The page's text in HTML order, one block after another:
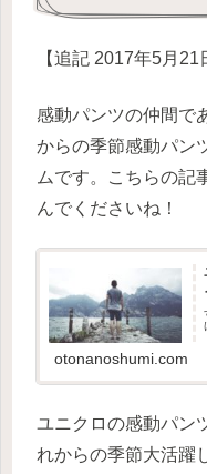
【追記 2017年5月21
感動パンツの仲間で
からの季節感動パン
ムです。こちらの記
んでくださいね！
otonanoshumi.com
ユニクロの感動パン
れからの季節大活躍